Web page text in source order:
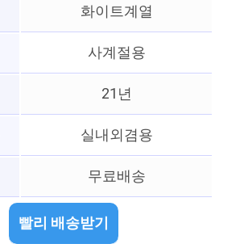
화이트계열
사계절용
21년
실내외겸용
무료배송
빨리 배송받기